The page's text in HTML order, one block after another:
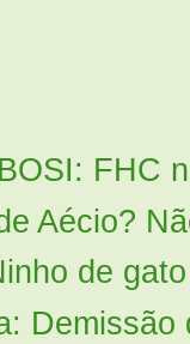
FHC
Aécio?
de gato